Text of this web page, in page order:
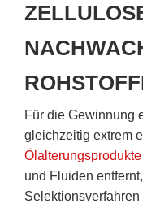
Für die Gewinnung
gleichzeitig extrem
Ölalterungsprodukte
und Fluiden